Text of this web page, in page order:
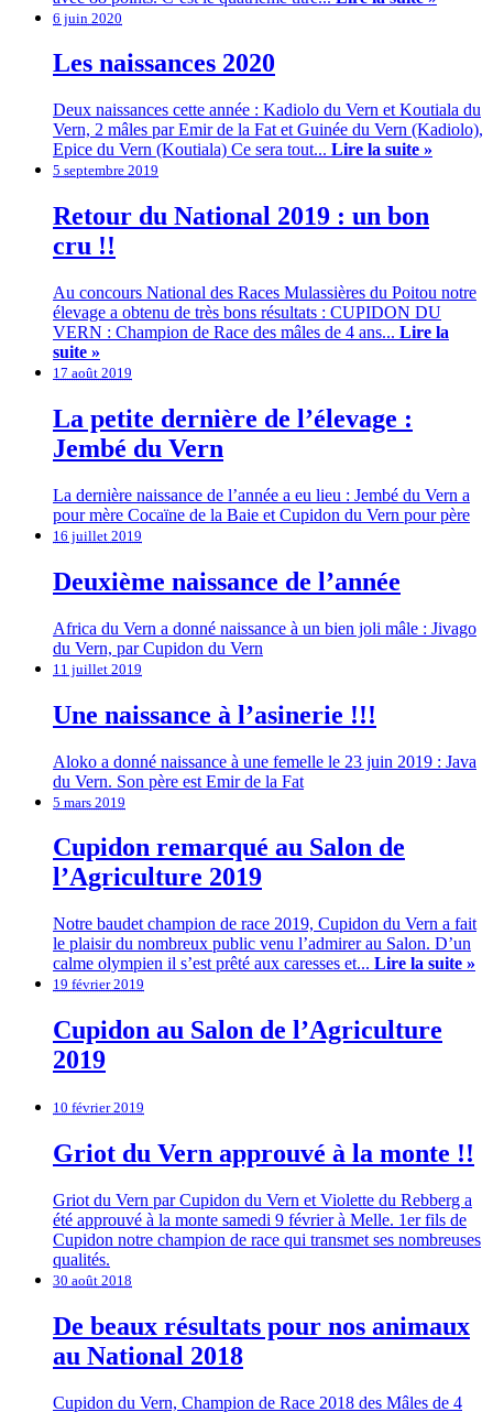
6 juin 2020
Les naissances 2020
Deux naissances cette année : Kadiolo du Vern et Koutiala du
Vern, 2 mâles par Emir de la Fat et Guinée du Vern (Kadiolo),
Epice du Vern (Koutiala) Ce sera tout... Lire la suite »
5 septembre 2019
Retour du National 2019 : un bon
cru !!
Au concours National des Races Mulassières du Poitou notre
élevage a obtenu de très bons résultats : CUPIDON DU
VERN : Champion de Race des mâles de 4 ans... Lire la
suite »
17 août 2019
La petite dernière de l’élevage :
Jembé du Vern
La dernière naissance de l’année a eu lieu : Jembé du Vern a
pour mère Cocaïne de la Baie et Cupidon du Vern pour père
16 juillet 2019
Deuxième naissance de l’année
Africa du Vern a donné naissance à un bien joli mâle : Jivago
du Vern, par Cupidon du Vern
11 juillet 2019
Une naissance à l’asinerie !!!
Aloko a donné naissance à une femelle le 23 juin 2019 : Java
du Vern. Son père est Emir de la Fat
5 mars 2019
Cupidon remarqué au Salon de
l’Agriculture 2019
Notre baudet champion de race 2019, Cupidon du Vern a fait
le plaisir du nombreux public venu l’admirer au Salon. D’un
calme olympien il s’est prêté aux caresses et... Lire la suite »
19 février 2019
Cupidon au Salon de l’Agriculture
2019
10 février 2019
Griot du Vern approuvé à la monte !!
Griot du Vern par Cupidon du Vern et Violette du Rebberg a
été approuvé à la monte samedi 9 février à Melle. 1er fils de
Cupidon notre champion de race qui transmet ses nombreuses
qualités.
30 août 2018
De beaux résultats pour nos animaux
au National 2018
Cupidon du Vern, Champion de Race 2018 des Mâles de 4